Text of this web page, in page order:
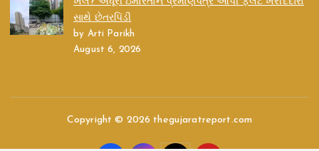
સાથે છેતરપિંડી
by Arti Parikh
August 6, 2026
Copyright © 2026 thegujaratreport.com